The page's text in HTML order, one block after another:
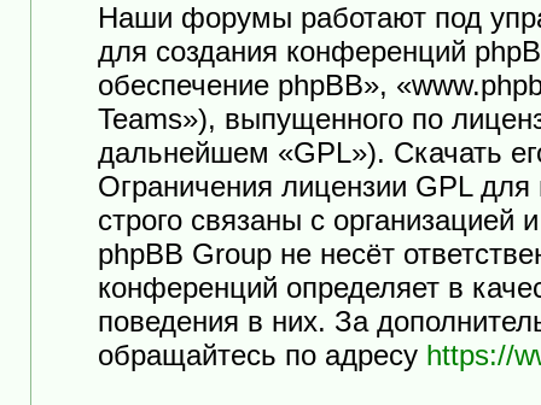
Наши форумы работают под
для создания конференций
обеспечение phpBB»,
Teams»), выпущенного по
дальнейшем «GPL»). Скачать
Ограничения лицензии GPL
строго связаны с
phpBB Group не несёт
конференций определяет в
поведения в них. За
обращайтесь по адресу https://